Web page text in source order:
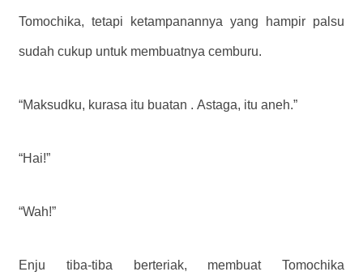
Tomochika, tetapi ketampanannya yang hampir palsu
sudah cukup untuk membuatnya cemburu.
“Maksudku, kurasa itu buatan . Astaga, itu aneh.”
“Hai!”
“Wah!”
Enju tiba-tiba berteriak, membuat Tomochika